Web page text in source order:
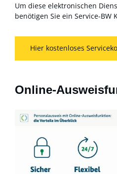
Um diese elektronischen
benötigen Sie ein Service-BW
Hier kostenloses
Online-